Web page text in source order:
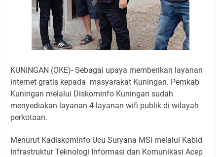
Agenda Kegiatan Bupati Kuningan Jumat 7 Agustus
2026 Ada Tiga, Tapi yang Bakal Dihadiri Hanya Satu
Ini Empat Lokasi Samsat Keliling Kuningan Jumat 7
Agustus 2026
KUNINGAN (OKE)- Sebagai upaya memberikan layanan
internet gratis kepada masyarakat Kuningan. Pemkab
Kuningan melalui Diskominfo Kuningan sudah
menyediakan layanan 4 layanan wifi publik di wilayah
perkotaan.
Menurut Kadiskominfo Ucu Suryana MSi melalui Kabid
Infrastruktur Teknologi Informasi dan Komunikasi Acep